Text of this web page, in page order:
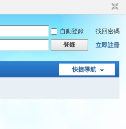
自動登錄
找回密碼
登錄 立即註冊
快捷導航